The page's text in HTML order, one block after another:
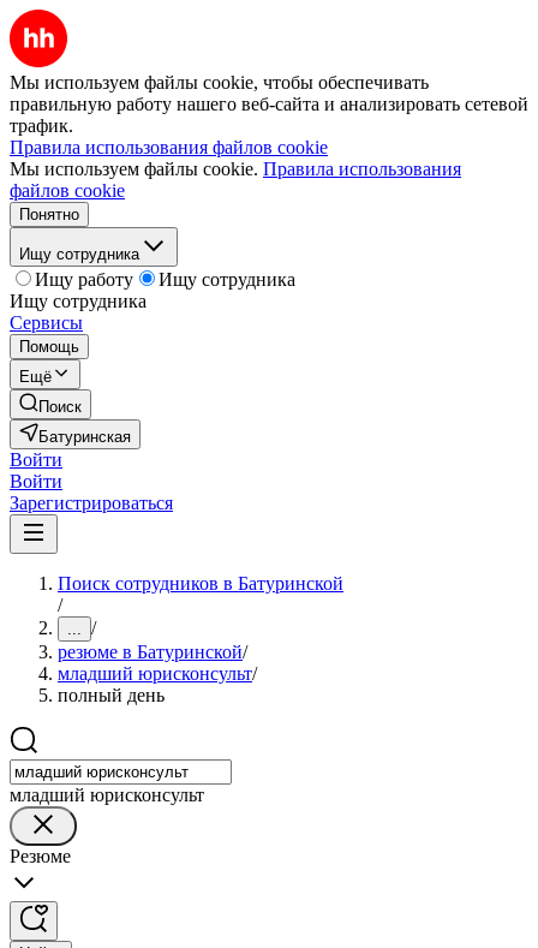
Мы используем файлы cookie, чтобы обеспечивать
правильную работу нашего веб-сайта и анализировать сетевой
трафик.
Правила использования файлов cookie
Мы используем файлы cookie. Правила использования
файлов cookie
Понятно
Ищу сотрудника
Ищу работу
Ищу сотрудника
Ищу сотрудника
Сервисы
Помощь
Ещё
Поиск
Батуринская
Войти
Войти
Зарегистрироваться
Поиск сотрудников в Батуринской
/
... /
резюме в Батуринской/
младший юрисконсульт/
полный день
младший юрисконсульт
Резюме